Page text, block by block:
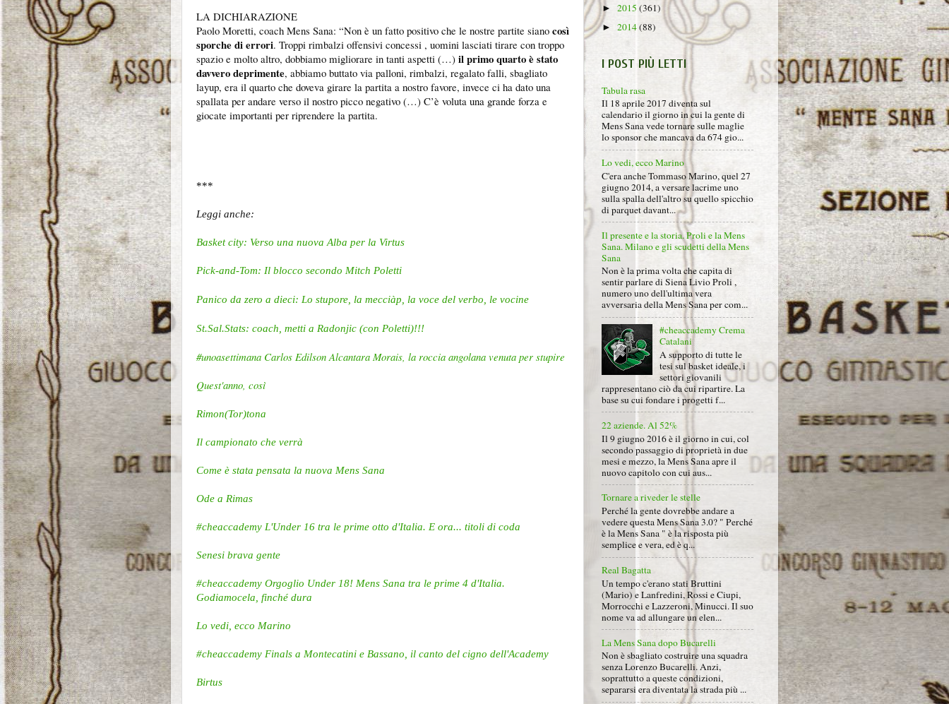
LA DICHIARAZIONE
Paolo Moretti, coach Mens Sana: “Non è un fatto positivo che le nostre partite siano così
sporche di errori. Troppi rimbalzi offensivi concessi , uomini lasciati tirare con troppo
spazio e molto altro, dobbiamo migliorare in tanti aspetti (…) il primo quarto è stato
davvero deprimente, abbiamo buttato via palloni, rimbalzi, regalato falli, sbagliato
layup, era il quarto che doveva girare la partita a nostro favore, invece ci ha dato una
spallata per andare verso il nostro picco negativo (…) C’è voluta una grande forza e
giocate importanti per riprendere la partita.
***
Leggi anche:
Basket city: Verso una nuova Alba per la Virtus
Pick-and-Tom: Il blocco secondo Mitch Poletti
Panico da zero a dieci: Lo stupore, la mecciàp, la voce del verbo, le vocine
St.Sal.Stats: coach, metti a Radonjic (con Poletti)!!!
#unoasettimana Carlos Edilson Alcantara Morais, la roccia angolana venuta per stupire
Quest'anno, così
Rimon(Tor)tona
Il campionato che verrà
Come è stata pensata la nuova Mens Sana
Ode a Rimas
#cheaccademy L'Under 16 tra le prime otto d'Italia. E ora... titoli di coda
Senesi brava gente
#cheaccademy Orgoglio Under 18! Mens Sana tra le prime 4 d'Italia.
Godiamocela, finché dura
Lo vedi, ecco Marino
#cheaccademy Finals a Montecatini e Bassano, il canto del cigno dell'Academy
Birtus
► 2015 (361)
► 2014(88)
I POST PIÙ LETTI
Tabula rasa
Il 18 aprile 2017 diventa sul
calendario il giorno in cui la gente di
Mens Sana vede tornare sulle maglie
lo sponsor che mancava da 674 gio...
Lo vedi, ecco Marino
C'era anche Tommaso Marino, quel 27
giugno 2014, a versare lacrime uno
sulla spalla dell'altro su quello spicchio
di parquet davant...
Il presente e la storia. Proli e la Mens
Sana. Milano e gli scudetti della Mens
Sana
Non è la prima volta che capita di
sentir parlare di Siena Livio Proli ,
numero uno dell'ultima vera
avversaria della Mens Sana per com...
#cheaccademy Crema
Catalani
A supporto di tutte le
tesi sul basket ideale, i
settori giovanili
rappresentano ciò da cui ripartire. La
base su cui fondare i progetti f...
22 aziende. Al 52%
Il 9 giugno 2016 è il giorno in cui, col
secondo passaggio di proprietà in due
mesi e mezzo, la Mens Sana apre il
nuovo capitolo con cui aus...
Tornare a riveder le stelle
Perché la gente dovrebbe andare a
vedere questa Mens Sana 3.0? " Perché
è la Mens Sana " è la risposta più
semplice e vera, ed è q...
Real Bagatta
Un tempo c'erano stati Bruttini
(Mario) e Lanfredini, Rossi e Ciupi,
Morrocchi e Lazzeroni, Minucci. Il suo
nome va ad allungare un elen...
La Mens Sana dopo Bucarelli
Non è sbagliato costruire una squadra
senza Lorenzo Bucarelli. Anzi,
soprattutto a queste condizioni,
separarsi era diventata la strada più ...